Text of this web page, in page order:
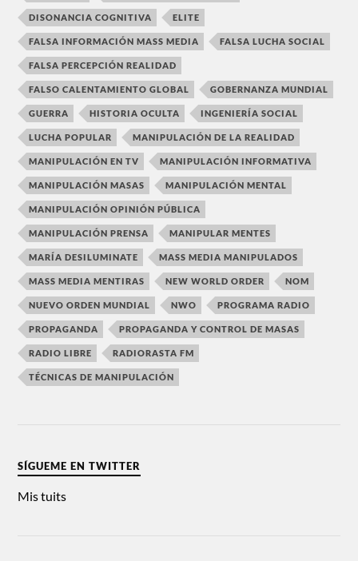
DISONANCIA COGNITIVA ELITE
FALSA INFORMACIÓN MASS MEDIA FALSA LUCHA SOCIAL
FALSA PERCEPCIÓN REALIDAD
FALSO CALENTAMIENTO GLOBAL GOBERNANZA MUNDIAL
GUERRA HISTORIA OCULTA INGENIERÍA SOCIAL
LUCHA POPULAR MANIPULACIÓN DE LA REALIDAD
MANIPULACIÓN EN TV MANIPULACIÓN INFORMATIVA
MANIPULACIÓN MASAS MANIPULACIÓN MENTAL
MANIPULACIÓN OPINIÓN PÚBLICA
MANIPULACIÓN PRENSA MANIPULAR MENTES
MARÍA DESILUMINATE MASS MEDIA MANIPULADOS
MASS MEDIA MENTIRAS NEW WORLD ORDER NOM
NUEVO ORDEN MUNDIAL NWO PROGRAMA RADIO
PROPAGANDA PROPAGANDA Y CONTROL DE MASAS
RADIO LIBRE RADIORASTA FM
TÉCNICAS DE MANIPULACIÓN
SÍGUEME EN TWITTER
Mis tuits